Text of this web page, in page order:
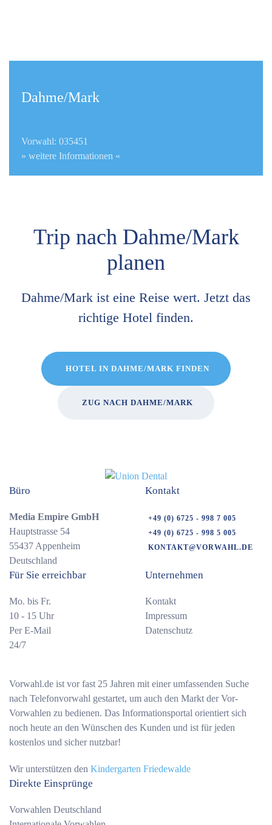
Dahme/Mark
Vorwahl: 035451
» weitere Informationen «
Trip nach Dahme/Mark
planen
Dahme/Mark ist eine Reise wert. Jetzt das
richtige Hotel finden.
HOTEL IN DAHME/MARK FINDEN
ZUG NACH DAHME/MARK
Büro
Media Empire GmbH
Hauptstrasse 54
55437 Appenheim
Deutschland
Kontakt
+49 (0) 6725 - 998 7 005
+49 (0) 6725 - 998 5 005
KONTAKT@VORWAHL.DE
Für Sie erreichbar
Mo. bis Fr.
10 - 15 Uhr
Per E-Mail
24/7
Unternehmen
Kontakt
Impressum
Datenschutz
Vorwahl.de ist vor fast 25 Jahren mit einer umfassenden Suche
nach Telefonvorwahl gestartet, um auch den Markt der Vor-
Vorwahlen zu bedienen. Das Informationsportal orientiert sich
noch heute an den Wünschen des Kunden und ist für jeden
kostenlos und sicher nutzbar!
Wir unterstützen den Kindergarten Friedewalde
Direkte Einsprünge
Vorwahlen Deutschland